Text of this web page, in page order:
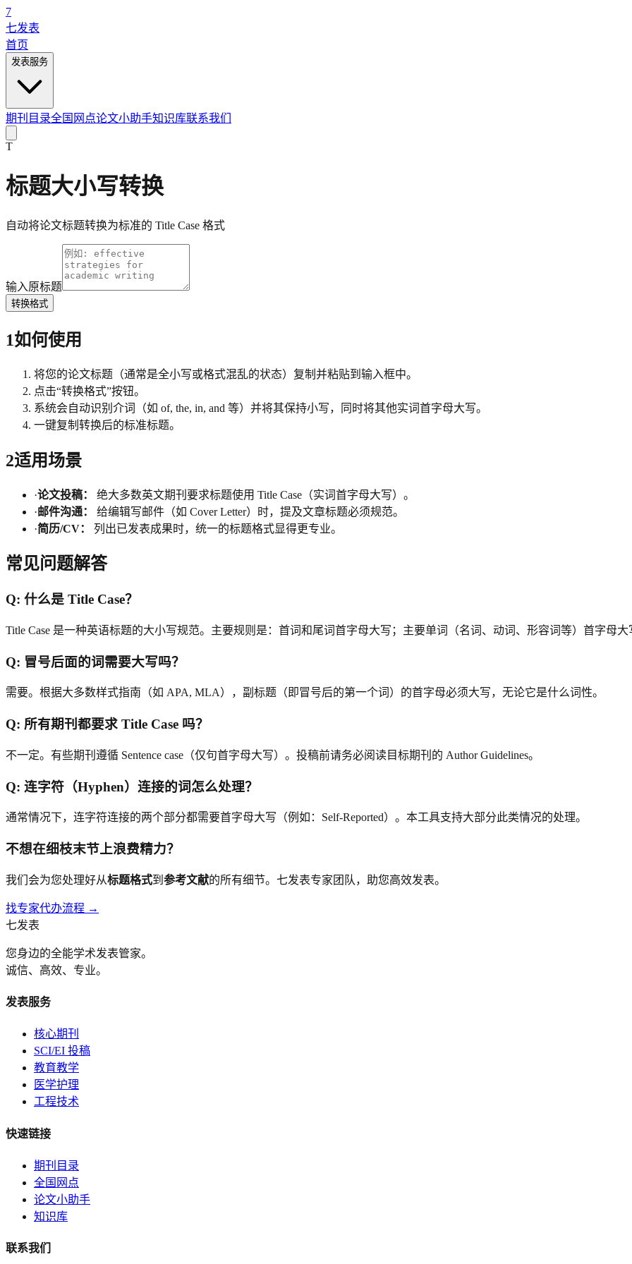
7
七发表
首页
发表服务
期刊目录全国网点论文小助手知识库联系我们
T
标题大小写转换
自动将论文标题转换为标准的 Title Case 格式
输入原标题
转换格式
1如何使用
将您的论文标题（通常是全小写或格式混乱的状态）复制并粘贴到输入框中。
点击“转换格式”按钮。
系统会自动识别介词（如 of, the, in, and 等）并将其保持小写，同时将其他实词首字母大写。
一键复制转换后的标准标题。
2适用场景
·论文投稿：
绝大多数英文期刊要求标题使用 Title Case（实词首字母大写）。
·邮件沟通：
给编辑写邮件（如 Cover Letter）时，提及文章标题必须规范。
·简历/CV： 列出已发表成果时，统一的标题格式显得更专业。
常见问题解答
Q: 什么是 Title Case？
Title Case 是一种英语标题的大小写规范。主要规则是：首词和尾词首字母大写；主要单词（名词、动词、形容词等）首字母大
Q: 冒号后面的词需要大写吗？
需要。根据大多数样式指南（如 APA, MLA），副标题（即冒号后的第一个词）的首字母必须大写，无论它是什么词性。
Q: 所有期刊都要求 Title Case 吗？
不一定。有些期刊遵循 Sentence case（仅句首字母大写）。投稿前请务必阅读目标期刊的 Author Guidelines。
Q: 连字符（Hyphen）连接的词怎么处理？
通常情况下，连字符连接的两个部分都需要首字母大写（例如：Self-Reported）。本工具支持大部分此类情况的处理。
不想在细枝末节上浪费精力？
我们会为您处理好从标题格式到 参考文献的所有细节。七发表专家团队，助您高效发表。
找专家代办流程 →
七发表
您身边的全能学术发表管家。
诚信、高效、专业。
发表服务
核心期刊
SCI/EI 投稿
教育教学
医学护理
工程技术
快速链接
期刊目录
全国网点
论文小助手
知识库
联系我们